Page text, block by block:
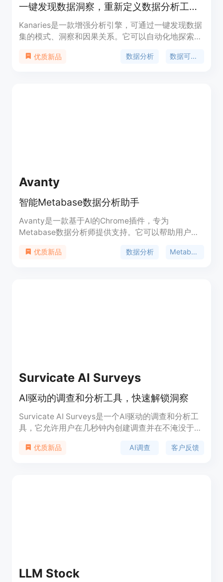
一键发现数据洞察，重新定义数据分析工作流
Kanaries是一款增强分析引擎，可通过一键发现数据
集的模式、洞察和因果关系。它可以自动化地探索和
用户清洗和解释数据。产品定位于重新定义数据清
优质新品 数据分析 数据可视化
Avanty
智能Metabase数据分析助手
Avanty是一款基于AI的Chrome插件，专为
Metabase数据分析师提供支持。它可以帮助用户更
SQL生成功能。Avanty可以节省用户在生成、编辑和
优质新品 数据分析 Metabase
Survicate AI Surveys
AI驱动的调查和分析工具，快速解锁洞察
Survicate AI Surveys是一个AI驱动的调查和分析工
具，它允许用户在几秒钟内创建调查并在不淹没于数
用户可以快速识别反馈主题，无需手动分析每个响
优质新品 AI调查 客户反馈
LLM Stock